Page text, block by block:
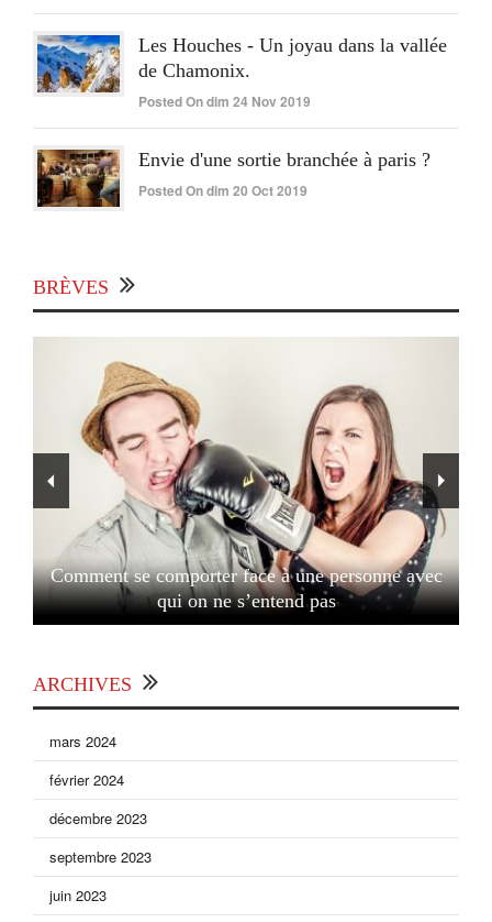
Les Houches - Un joyau dans la vallée
de Chamonix.
Posted On dim 24 Nov 2019
Envie d'une sortie branchée à paris ?
Posted On dim 20 Oct 2019
BRÈVES
Comment se comporter face à une personne avec
qui on ne s’entend pas
ARCHIVES
mars 2024
février 2024
décembre 2023
septembre 2023
juin 2023